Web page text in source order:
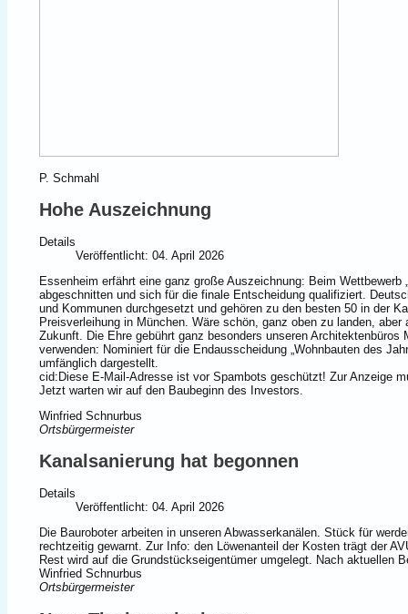
P. Schmahl
Hohe Auszeichnung
Details
Veröffentlicht: 04. April 2026
Essenheim erfährt eine ganz große Auszeichnung: Beim
abgeschnitten und sich für die finale Entscheidung qualifiziert.
und Kommunen durchgesetzt und gehören zu den besten 50 in der
Preisverleihung in München. Wäre schön, ganz oben zu landen,
Zukunft. Die Ehre gebührt ganz besonders unseren
verwenden: Nominiert für die Endausscheidung „Wohnbauten des
umfänglich dargestellt.
cid: Diese E-Mail-Adresse ist vor Spambots geschützt! Zur Anzeige
Jetzt warten wir auf den Baubeginn des Investors.
Winfried Schnurbus
Ortsbürgermeister
Kanalsanierung hat begonnen
Details
Veröffentlicht: 04. April 2026
Die Bauroboter arbeiten in unseren Abwasserkanälen. Stück für
rechtzeitig gewarnt. Zur Info: den Löwenanteil der Kosten trägt der
Rest wird auf die Grundstückseigentümer umgelegt. Nach aktuellen
Winfried Schnurbus
Ortsbürgermeister